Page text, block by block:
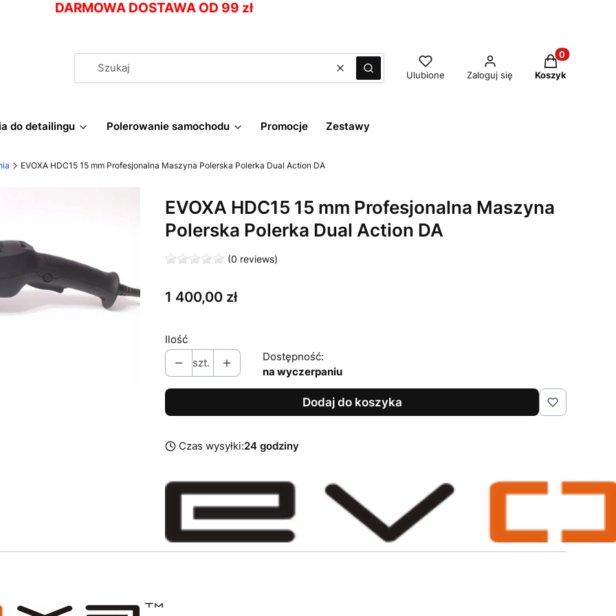
DARMOWA DOSTAWA OD 99 zł
WyczyśćSzukaj Ulubione Zaloguj się
Produkty w
Koszyk
do detailingu Polerowanie samochodu Promocje Zestawy
EVOXA HDC15 15 mm Profesjonalna Maszyna Polerska Polerka Dual Action DA
EVOXA HDC15 15 mm Profesjonalna Maszyna
Polerska Polerka Dual Action DA
(0 reviews)
Cena
1 400,00 zł
Ilość
szt.
Dostępność:
na wyczerpaniu
Dodaj do koszyka
Czas wysyłki:24 godziny